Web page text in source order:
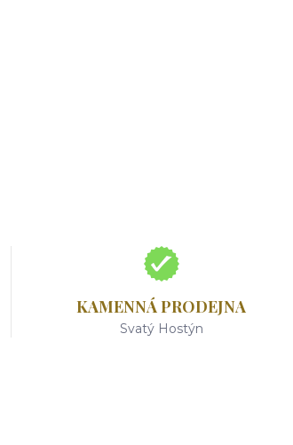
KAMENNÁ PRODEJNA
Svatý Hostýn